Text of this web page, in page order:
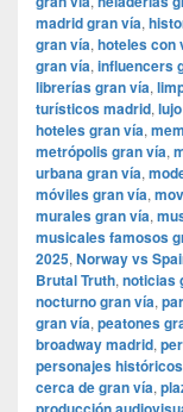
madrid gran vía,
gran vía, hoteles con
gran vía, influencers
librerías gran vía,
turísticos madrid,
hoteles gran vía,
metrópolis gran vía,
urbana gran vía,
móviles gran vía,
murales gran vía,
musicales famosos
2025, Norway vs
Brutal Truth, noticias
nocturno gran vía,
gran vía, peatones
broadway madrid,
personajes
cerca de gran vía,